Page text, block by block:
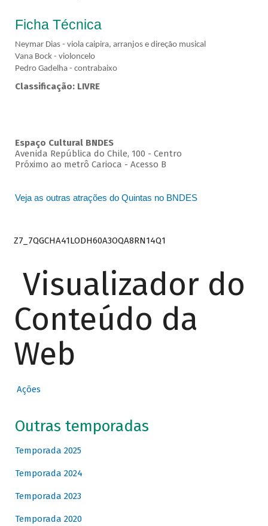
Ficha Técnica
Neymar Dias - viola caipira, arranjos e direção musical
Vana Bock - violoncelo
Pedro Gadelha - contrabaixo
Classificação: LIVRE
Espaço Cultural BNDES
Avenida República do Chile, 100 - Centro
Próximo ao metrô Carioca - Acesso B
Veja as outras atrações do Quintas no BNDES
Z7_7QGCHA41LODH60A3OQA8RN14Q1
Visualizador do
Conteúdo da
Web
Ações
Outras temporadas
Temporada 2025
Temporada 2024
Temporada 2023
Temporada 2020